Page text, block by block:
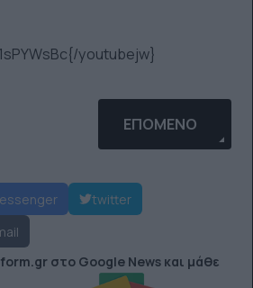
youtubejw}
RIO FIXED GEAR - NIGHT
ΕΠΌΜΕΝΟ ΆΡΘΡΟ:
ΕΠΌΜΕΝΟ
twitter
στο Google News και μάθε